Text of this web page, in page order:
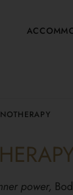
power,